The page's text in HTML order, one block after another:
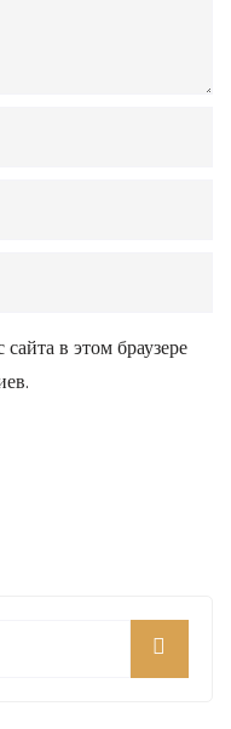
в этом браузере